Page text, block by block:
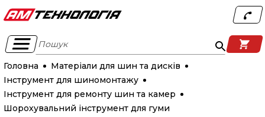
Пошук
Головна
Матеріали для шин та дисків
Інструмент для шиномонтажу
Інструмент для ремонту шин та камер
Шорохувальний інструмент для гуми